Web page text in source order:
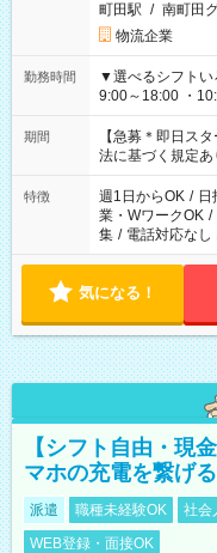
町田駅 / 南町田
物流企業
勤務時間
▼選べるシフトい
9:00～18:00 ・
・22:00～翌6:00 など 上記以外の時間で相談
あなたの希望を
期間
【急募＊即日ス
法に基づく規定あ
特徴 週1日からOK / 日
業・WワークOK /
集 / 電話対応なし
気になる！
【シフト自由・現
マホの充電を繋げる
派遣 職種未経験OK 社会
WEB登録・面接OK